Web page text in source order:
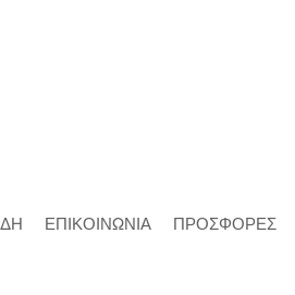
ΕΠΙΚΟΙΝΩΝΙΑ ΠΡΟΣΦΟΡΕΣ